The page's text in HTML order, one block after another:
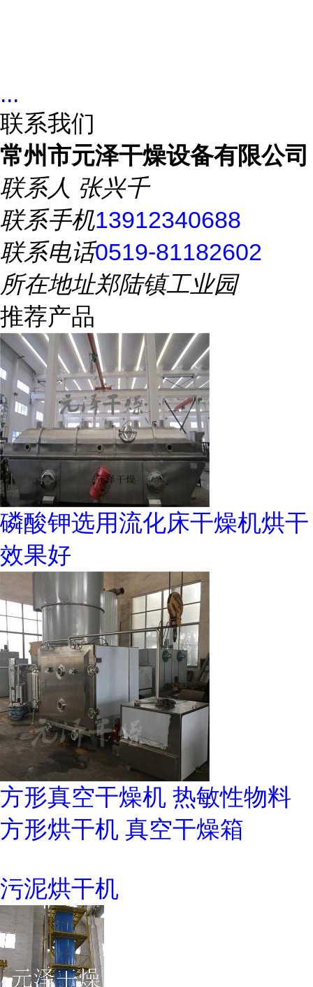
...
联系我们
常州市元泽干燥设备有限公司
联系人 张兴千
联系手机13912340688
联系电话0519-81182602
所在地址郑陆镇工业园
推荐产品
磷酸钾选用流化床干燥机烘干
效果好
方形真空干燥机 热敏性物料
方形烘干机 真空干燥箱
污泥烘干机